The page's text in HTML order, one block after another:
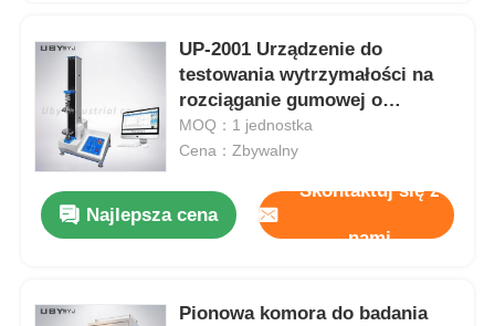
UP-2001 Urządzenie do
testowania wytrzymałości na
rozciąganie gumowej o
wysokiej precyzji 20kN-
100000kN
MOQ：1 jednostka
Cena：Zbywalny
Najlepsza cena
Skontaktuj się z
nami
Pionowa komora do badania